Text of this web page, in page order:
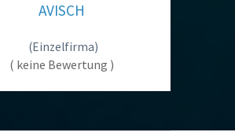
AVISCH
(Einzelfirma)
( keine Bewertung )